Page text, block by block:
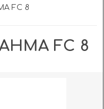
FC 8
FC 8